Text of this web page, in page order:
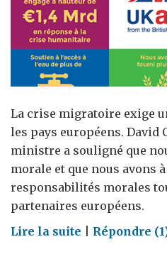
La crise migratoire exige
les pays européens. David
ministre a souligné que
morale et que nous avons
responsabilités morales
partenaires européens.
Lire la suite onRépondre